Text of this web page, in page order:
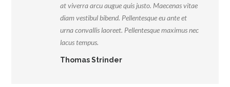
at viverra arcu augue quis justo. Maecenas vitae
diam vestibul bibend. Pellentesque eu ante et
urna convallis laoreet. Pellentesque maximus nec
lacus tempus.
Thomas Strinder